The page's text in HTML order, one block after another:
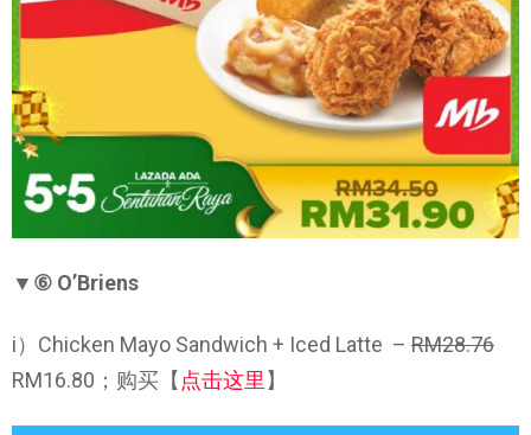
▼⑥ O’Briens
i）Chicken Mayo Sandwich + Iced Latte – RM28.76
RM16.80；购买【 点击这里 】